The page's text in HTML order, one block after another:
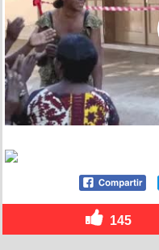
145